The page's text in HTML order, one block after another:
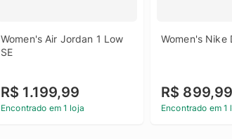
Women's Air Jordan 1 Low
SE
R$ 1.199,99
Encontrado em 1 loja
Women's Nike
R$ 899,99
Encontrado em 1